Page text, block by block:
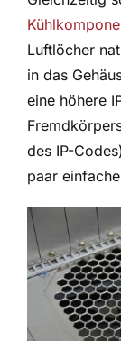
Luftlöcher
in das
eine höhere
des IP-
paar